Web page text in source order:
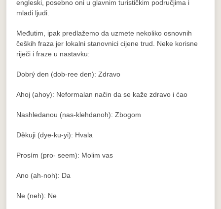
engleski, posebno oni u glavnim turističkim područjima i
mladi ljudi.
Međutim, ipak predlažemo da uzmete nekoliko osnovnih
čeških fraza jer lokalni stanovnici cijene trud. Neke korisne
riječi i fraze u nastavku:
Dobrý den (dob-ree den): Zdravo
Ahoj (ahoy): Neformalan način da se kaže zdravo i ćao
Nashledanou (nas-klehdanoh): Zbogom
Děkuji (dye-ku-yi): Hvala
Prosím (pro- seem): Molim vas
Ano (ah-noh): Da
Ne (neh): Ne